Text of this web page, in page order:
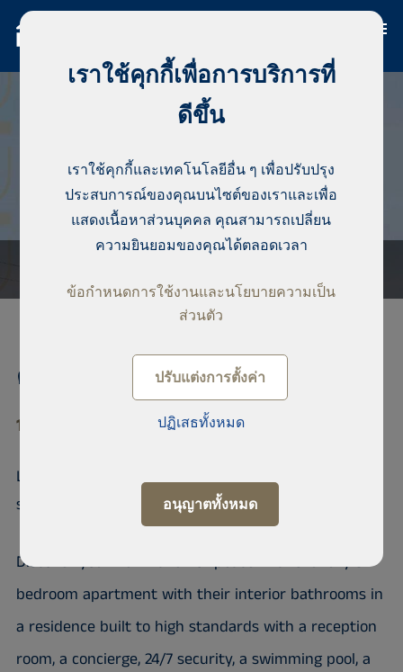
คอนโดมิเนียม, Point E
10 700 Point E
Luxurious 3bedroom apartment for
sale at Point E
Discover your new haven of peace in this luxury 3
bedroom apartment with their interior bathrooms in
a residence built to high standards with a reception
room, a concierge, 24/7 security, a swimming pool, a
เราใช้คุกกี้เพื่อการบริการที่
ดีขึ้น
เราใช้คุกกี้และเทคโนโลยีอื่น ๆ เพื่อปรับปรุง
ประสบการณ์ของคุณบนไซต์ของเราและเพื่อ
แสดงเนื้อหาส่วนบุคคล คุณสามารถเปลี่ยน
ความยินยอมของคุณได้ตลอดเวลา
ข้อกำหนดการใช้งานและนโยบายความเป็น
ส่วนตัว
ปรับแต่งการตั้งค่า
ปฏิเสธทั้งหมด
อนุญาตทั้งหมด